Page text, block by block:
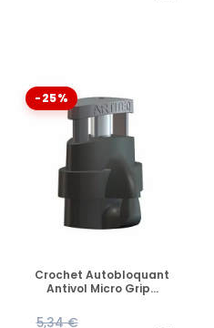
-25%
EN STOCK
Crochet Autobloquant
Antivol Micro Grip...
5,34 €